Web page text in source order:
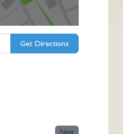
Get Directions
Next